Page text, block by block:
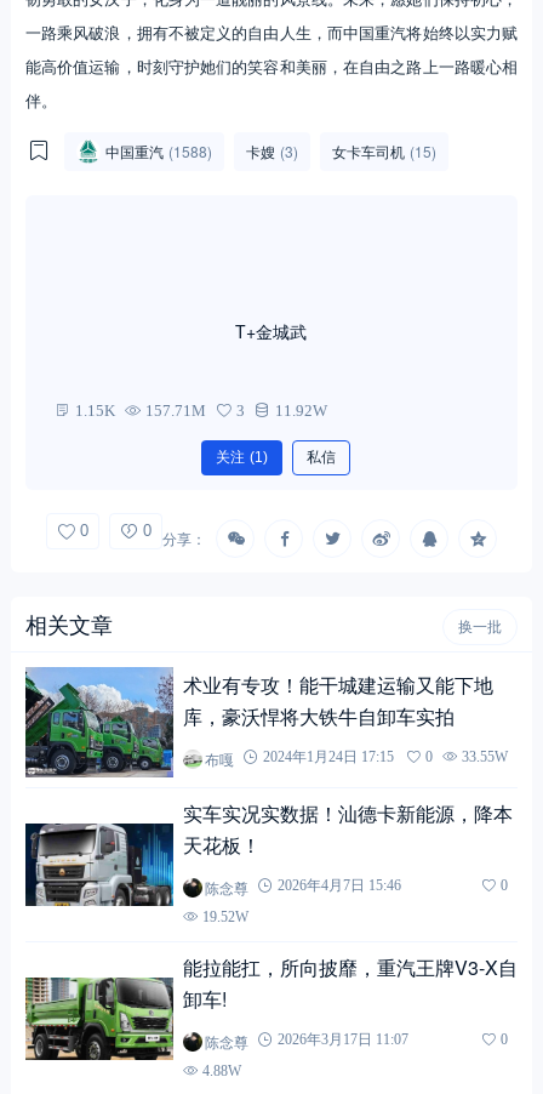
一路乘风破浪，拥有不被定义的自由人生，而中国重汽将始终以实力赋
能高价值运输，时刻守护她们的笑容和美丽，在自由之路上一路暖心相
伴。
中国重汽 (1588) 卡嫂 (3) 女卡车司机 (15)
T+金城武
1.15K 157.71M 3 11.92W
关注 (1) 私信
0 0 分享：
相关文章 换一批
术业有专攻！能干城建运输又能下地
库，豪沃悍将大铁牛自卸车实拍
布嘎 2024年1月24日 17:15 0 33.55W
实车实况实数据！汕德卡新能源，降本
天花板！
陈念尊 2026年4月7日 15:46
0
19.52W
能拉能扛，所向披靡，重汽王牌V3-X自
卸车!
陈念尊 2026年3月17日 11:07
0
4.88W